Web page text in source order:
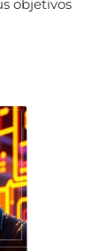
objetivos